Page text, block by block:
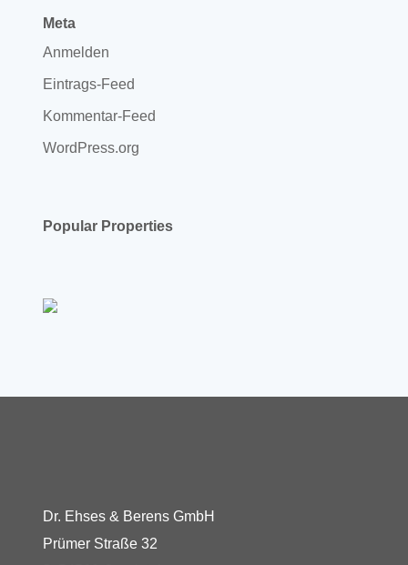
Meta
Anmelden
Eintrags-Feed
Kommentar-Feed
WordPress.org
Popular Properties
Dr. Ehses & Berens GmbH
Prümer Straße 32